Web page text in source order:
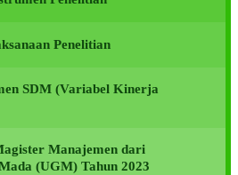
Penelitian
SDM (Variabel Kinerja
Manajemen dari
(UGM) Tahun 2023